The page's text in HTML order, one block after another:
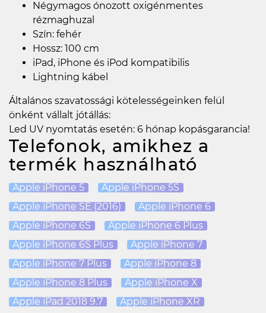
Négymagos ónozott oxigénmentes
rézmaghuzal
Szín: fehér
Hossz: 100 cm
iPad, iPhone és iPod kompatibilis
Lightning kábel
Általános szavatossági kötelességeinken felül
önként vállalt jótállás:
Led UV nyomtatás esetén: 6 hónap kopásgarancia!
Telefonok, amikhez a
termék használható
Apple iPhone 5
Apple iPhone 5S
Apple iPhone SE (2016)
Apple iPhone 6
Apple iPhone 6S
Apple iPhone 6 Plus
Apple iPhone 6S Plus
Apple iPhone 7
Apple iPhone 7 Plus
Apple iPhone 8
Apple iPhone 8 Plus
Apple iPhone X
Apple iPad 2018 9.7
Apple iPhone XR